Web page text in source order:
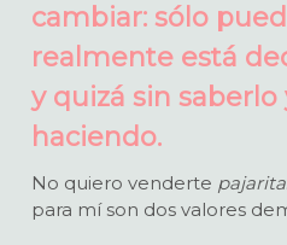
cambiar: sólo
realmente está
y quizá sin saberlo
haciendo.
No quiero venderte
para mí son dos valores